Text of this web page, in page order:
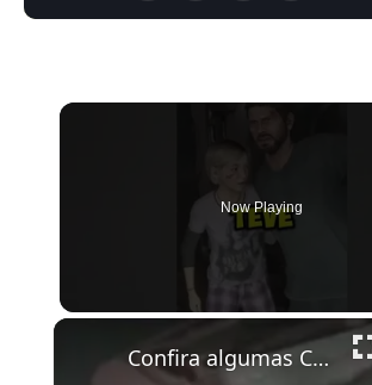
Now Playing
Confira algumas Curiosidades que vc precisa saber #gameplay #thelastofus #tlou #thelastofuspart1